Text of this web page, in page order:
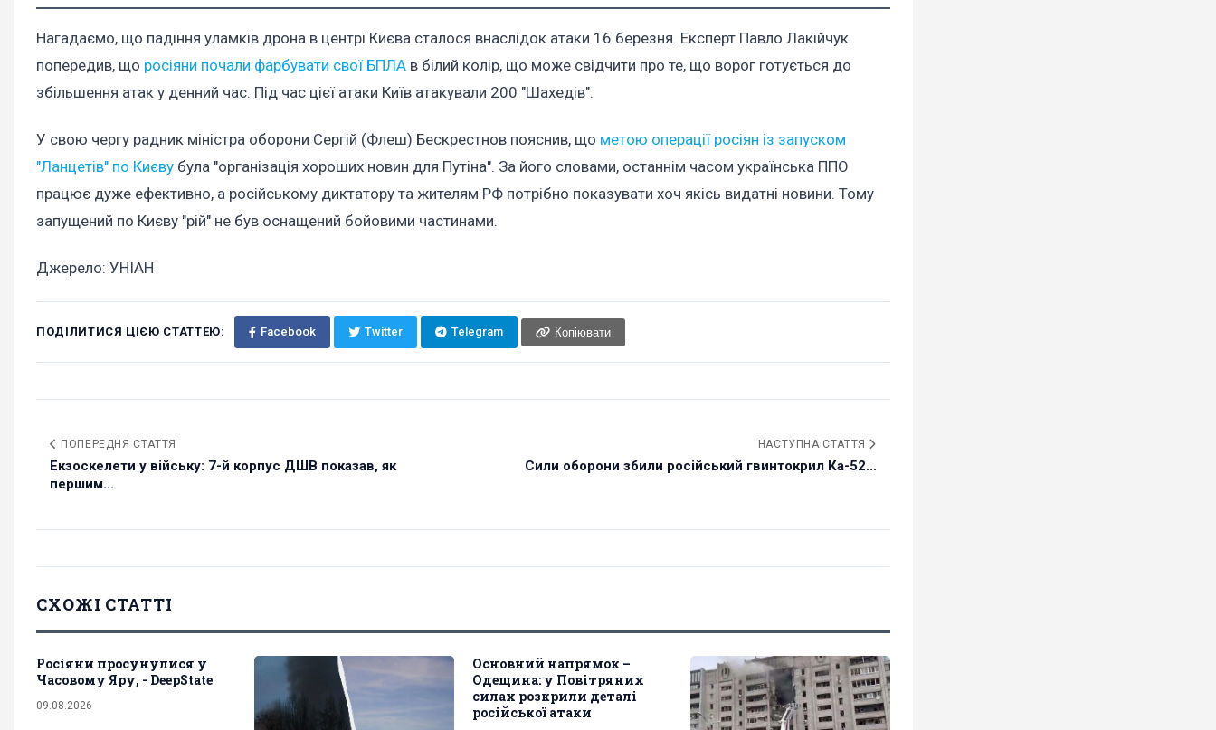
Нагадаємо, що падіння уламків дрона в центрі Києва сталося внаслідок атаки 16 березня. Експерт Павло Лакійчук
попередив, що росіяни почали фарбувати свої БПЛА в білий колір, що може свідчити про те, що ворог готується до
збільшення атак у денний час. Під час цієї атаки Київ атакували 200 "Шахедів".
У свою чергу радник міністра оборони Сергій (Флеш) Бескрестнов пояснив, що метою операції росіян із запуском
"Ланцетів" по Києву була "організація хороших новин для Путіна". За його словами, останнім часом українська ППО
працює дуже ефективно, а російському диктатору та жителям РФ потрібно показувати хоч якісь видатні новини. Тому
запущений по Києву "рій" не був оснащений бойовими частинами.
Джерело: УНІАН
ПОДІЛИТИСЯ ЦІЄЮ СТАТТЕЮ: Facebook Twitter Telegram Копіювати
ПОПЕРЕДНЯ СТАТТЯ
Екзоскелети у війську: 7-й корпус ДШВ показав, як
першим...
НАСТУПНА СТАТТЯ
Сили оборони збили російський гвинтокрил Ка-52...
СХОЖІ СТАТТІ
Росіяни просунулися у
Часовому Яру, - DeepState
09.08.2026
Основний напрямок –
Одещина: у Повітряних
силах розкрили деталі
російської атаки